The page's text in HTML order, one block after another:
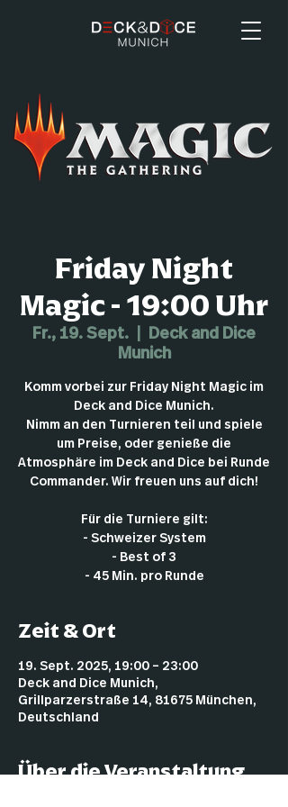
Friday Night
Magic - 19:00 Uhr
Fr., 19. Sept.
Deck and Dice
Munich
Komm vorbei zur Friday Night Magic im
Deck and Dice Munich.
Nimm an den Turnieren teil und spiele
um Preise, oder genieße die
Atmosphäre im Deck and Dice bei Runde
Commander. Wir freuen uns auf dich!
Für die Turniere gilt:
- Schweizer System
- Best of 3
- 45 Min. pro Runde
Zeit & Ort
19. Sept. 2025, 19:00 – 23:00
Deck and Dice Munich,
Grillparzerstraße 14, 81675 München,
Deutschland
Über die Veranstaltung